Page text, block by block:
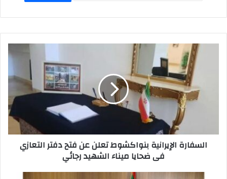
b
o
o
k
d
o
n
A
p
p
السفارة الإيرانية بنواكشوط تعلن عن فتح دفتر التعازي
فى ضحايا ميناء الشهيد رجائي